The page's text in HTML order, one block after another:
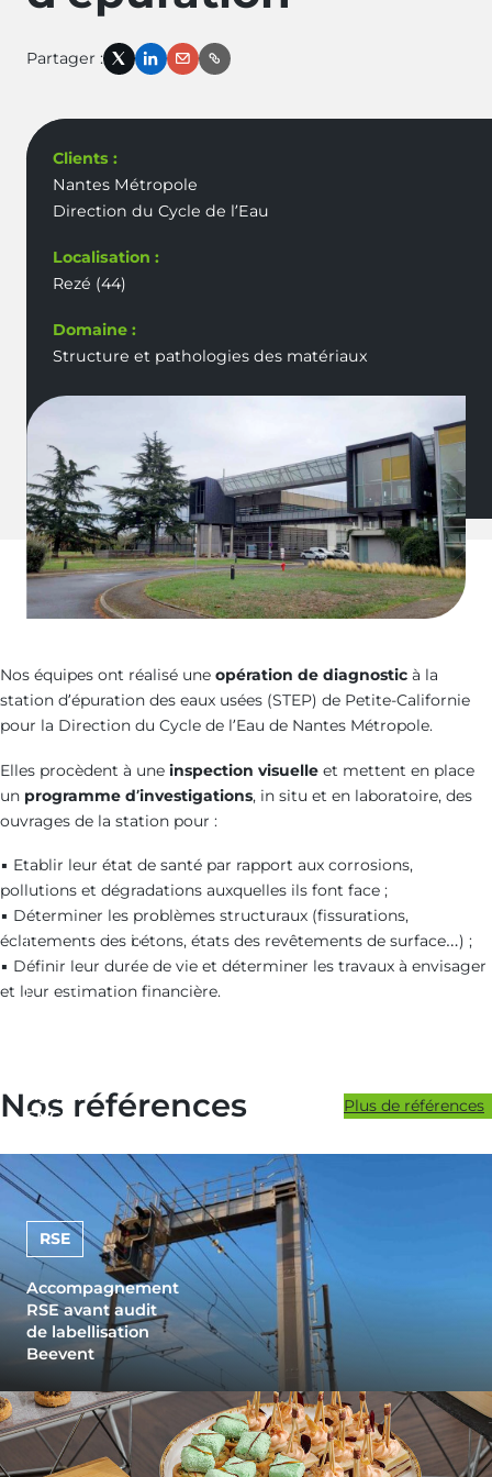
Partager :
X LinkedIn
Email
Link
Clients :
Nantes Métropole
Direction du Cycle de l’Eau
Localisation :
Rezé (44)
Domaine :
Structure et pathologies des matériaux
Nos équipes ont réalisé une opération de diagnostic à la
station d’épuration des eaux usées (STEP) de Petite-Californie
pour la Direction du Cycle de l’Eau de Nantes Métropole.
Elles procèdent à une inspection visuelle et mettent en place
un programme d’investigations, in situ et en laboratoire, des
ouvrages de la station pour :
▪ Etablir leur état de santé par rapport aux corrosions,
pollutions et dégradations auxquelles ils font face ;
▪ Déterminer les problèmes structuraux (fissurations,
éclatements des bétons, états des revêtements de surface…) ;
▪ Définir leur durée de vie et déterminer les travaux à envisager
et leur estimation financière.
Nos références Plus de références
signaux
SNCF
RSE
Accompagnement
RSE avant audit
de labellisation
Beevent